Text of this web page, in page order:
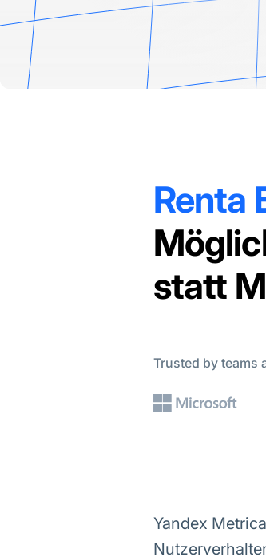
Renta
statt
Trusted by teams
Yandex